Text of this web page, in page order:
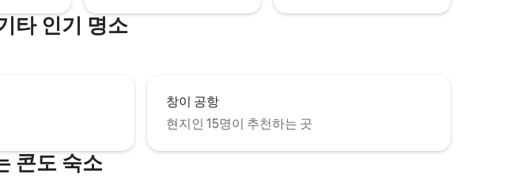
타 인기 명소
창이 공항
현지인 15명이 추천하는 곳
콘도 숙소